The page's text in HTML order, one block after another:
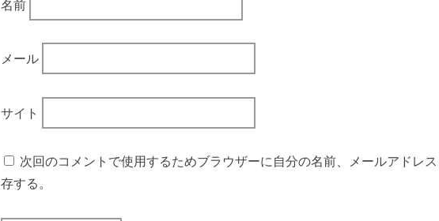
名前
メール
サイト
次回のコメントで使用するためブラウザーに自分の名前、メールアドレ
存する。